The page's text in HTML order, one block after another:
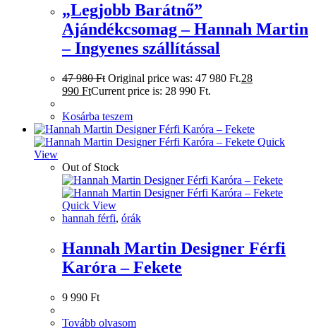
„Legjobb Barátnő”
Ajándékcsomag – Hannah Martin
– Ingyenes szállítással
47 980Ft Original price was: 47 980 Ft.28
990 FtCurrent price is: 28 990 Ft.
Kosárba teszem
Quick
View
Out of Stock
Quick View
hannah férfi, órák
Hannah Martin Designer Férfi
Karóra – Fekete
9 990 Ft
Tovább olvasom